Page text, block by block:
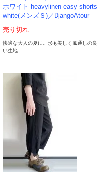
ホワイト heavylinen easy shorts
white(メンズＳ)／DjangoAtour
売り切れ
快適な大人の夏に。形も美しく風通しの良
い生地